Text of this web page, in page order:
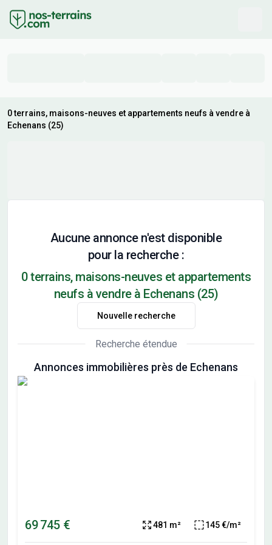
0 terrains, maisons-neuves et appartements neufs à vendre à
Echenans (25)
Aucune annonce n'est disponible
pour la recherche :
0 terrains, maisons-neuves et appartements
neufs à vendre à Echenans (25)
Nouvelle recherche
Recherche étendue
Annonces immobilières près de Echenans
69 745 € 481 m² 145 €/m²